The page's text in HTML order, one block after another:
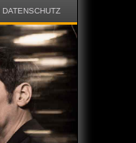
DATENSCHUTZ